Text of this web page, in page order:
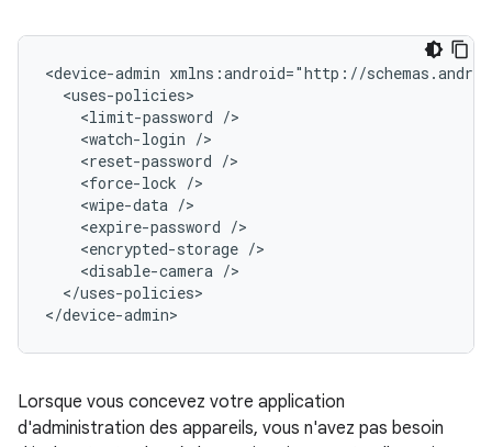
<device-admin
<limit-password
<watch-login
<reset-password
<force-lock
<wipe-data
<expire-password
<encrypted-storage
<disable-camera
</uses-policies>
</device-admin>
Lorsque vous concevez votre application
d'administration des appareils, vous n'avez pas besoin